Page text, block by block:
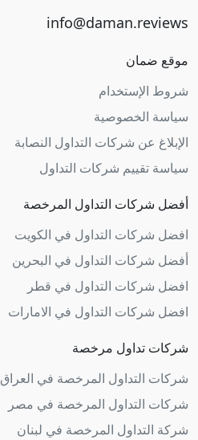
موقع ضمان
شروط الإستخدام
سياسة الخصوصية
الإبلاغ عن شركات التداول النصابة
سياسة تقييم شركات التداول
أفضل شركات التداول المرخصة
افضل شركات التداول في الكويت
أفضل شركات التداول في البحرين
افضل شركات التداول في قطر
افضل شركات التداول في الامارات
شركات تداول مرخصة
شركات التداول المرخصة في العراق
شركات التداول المرخصة في مصر
شركة التداول المرخصة في لبنان